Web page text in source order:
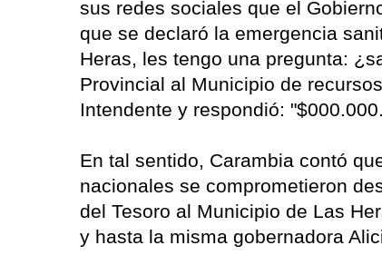
sus redes sociales que el
que se declaró la emergencia
Heras, les tengo una pregunta:
Provincial al Municipio de
Intendente y respondió:
En tal sentido, Carambia contó
nacionales se comprometieron
del Tesoro al Municipio de Las
y hasta la misma gobernadora